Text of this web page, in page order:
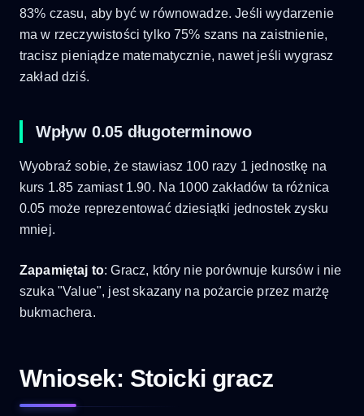
83% czasu, aby być w równowadze. Jeśli wydarzenie
ma w rzeczywistości tylko 75% szans na zaistnienie,
tracisz pieniądze matematycznie, nawet jeśli wygrasz
zakład dziś.
Wpływ 0.05 długoterminowo
Wyobraź sobie, że stawiasz 100 razy 1 jednostkę na
kurs 1.85 zamiast 1.90. Na 1000 zakładów ta różnica
0.05 może reprezentować dziesiątki jednostek zysku
mniej.
Zapamiętaj to: Gracz, który nie porównuje kursów i nie
szuka "Value", jest skazany na pożarcie przez marżę
bukmachera.
Wniosek: Stoicki gracz